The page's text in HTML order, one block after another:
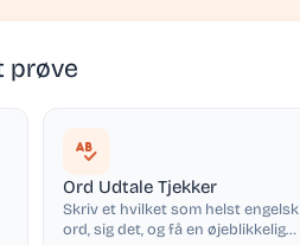
prøve
Ord Udtale Tjekker
Skriv et hvilket som helst engelsk
ord, sig det, og få en øjeblikkelig